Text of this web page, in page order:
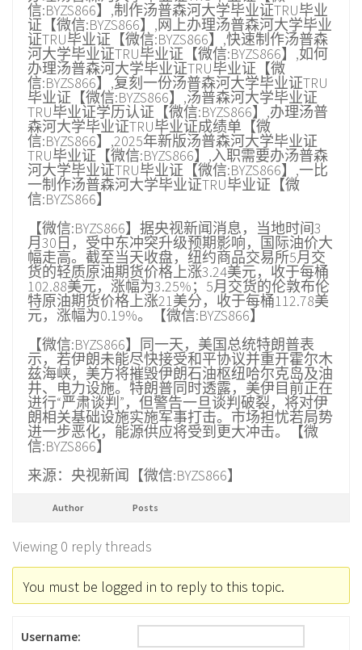
信:BYZS866】,制作汤普森河大学毕业证TRU毕业
证【微信:BYZS866】,网上办理汤普森河大学毕业
证TRU毕业证【微信:BYZS866】,快速制作汤普森
河大学毕业证TRU毕业证【微信:BYZS866】,如何
办理汤普森河大学毕业证TRU毕业证【微
信:BYZS866】,复刻一份汤普森河大学毕业证TRU
毕业证【微信:BYZS866】,汤普森河大学毕业证
TRU毕业证学历认证【微信:BYZS866】,办理汤普
森河大学毕业证TRU毕业证成绩单【微
信:BYZS866】,2025年新版汤普森河大学毕业证
TRU毕业证【微信:BYZS866】,入职需要办汤普森
河大学毕业证TRU毕业证【微信:BYZS866】,一比
一制作汤普森河大学毕业证TRU毕业证【微
信:BYZS866】
【微信:BYZS866】据央视新闻消息，当地时间3
月30日，受中东冲突升级预期影响，国际油价大
幅走高。截至当天收盘，纽约商品交易所5月交
货的轻质原油期货价格上涨3.24美元，收于每桶
102.88美元，涨幅为3.25%；5月交货的伦敦布伦
特原油期货价格上涨21美分，收于每桶112.78美
元，涨幅为0.19%。【微信:BYZS866】
【微信:BYZS866】同一天，美国总统特朗普表
示，若伊朗未能尽快接受和平协议并重开霍尔木
兹海峡，美方将摧毁伊朗石油枢纽哈尔克岛及油
井、电力设施。特朗普同时透露，美伊目前正在
进行“严肃谈判”，但警告一旦谈判破裂，将对伊
朗相关基础设施实施军事打击。市场担忧若局势
进一步恶化，能源供应将受到更大冲击。【微
信:BYZS866】
来源：央视新闻【微信:BYZS866】
Author Posts
Viewing 0 reply threads
You must be logged in to reply to this topic.
Username: